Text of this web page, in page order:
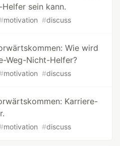
sein kann.
motivation #discuss
Wie wird
Weg-Nicht-Helfer?
motivation #discuss
Karriere-
motivation #discuss